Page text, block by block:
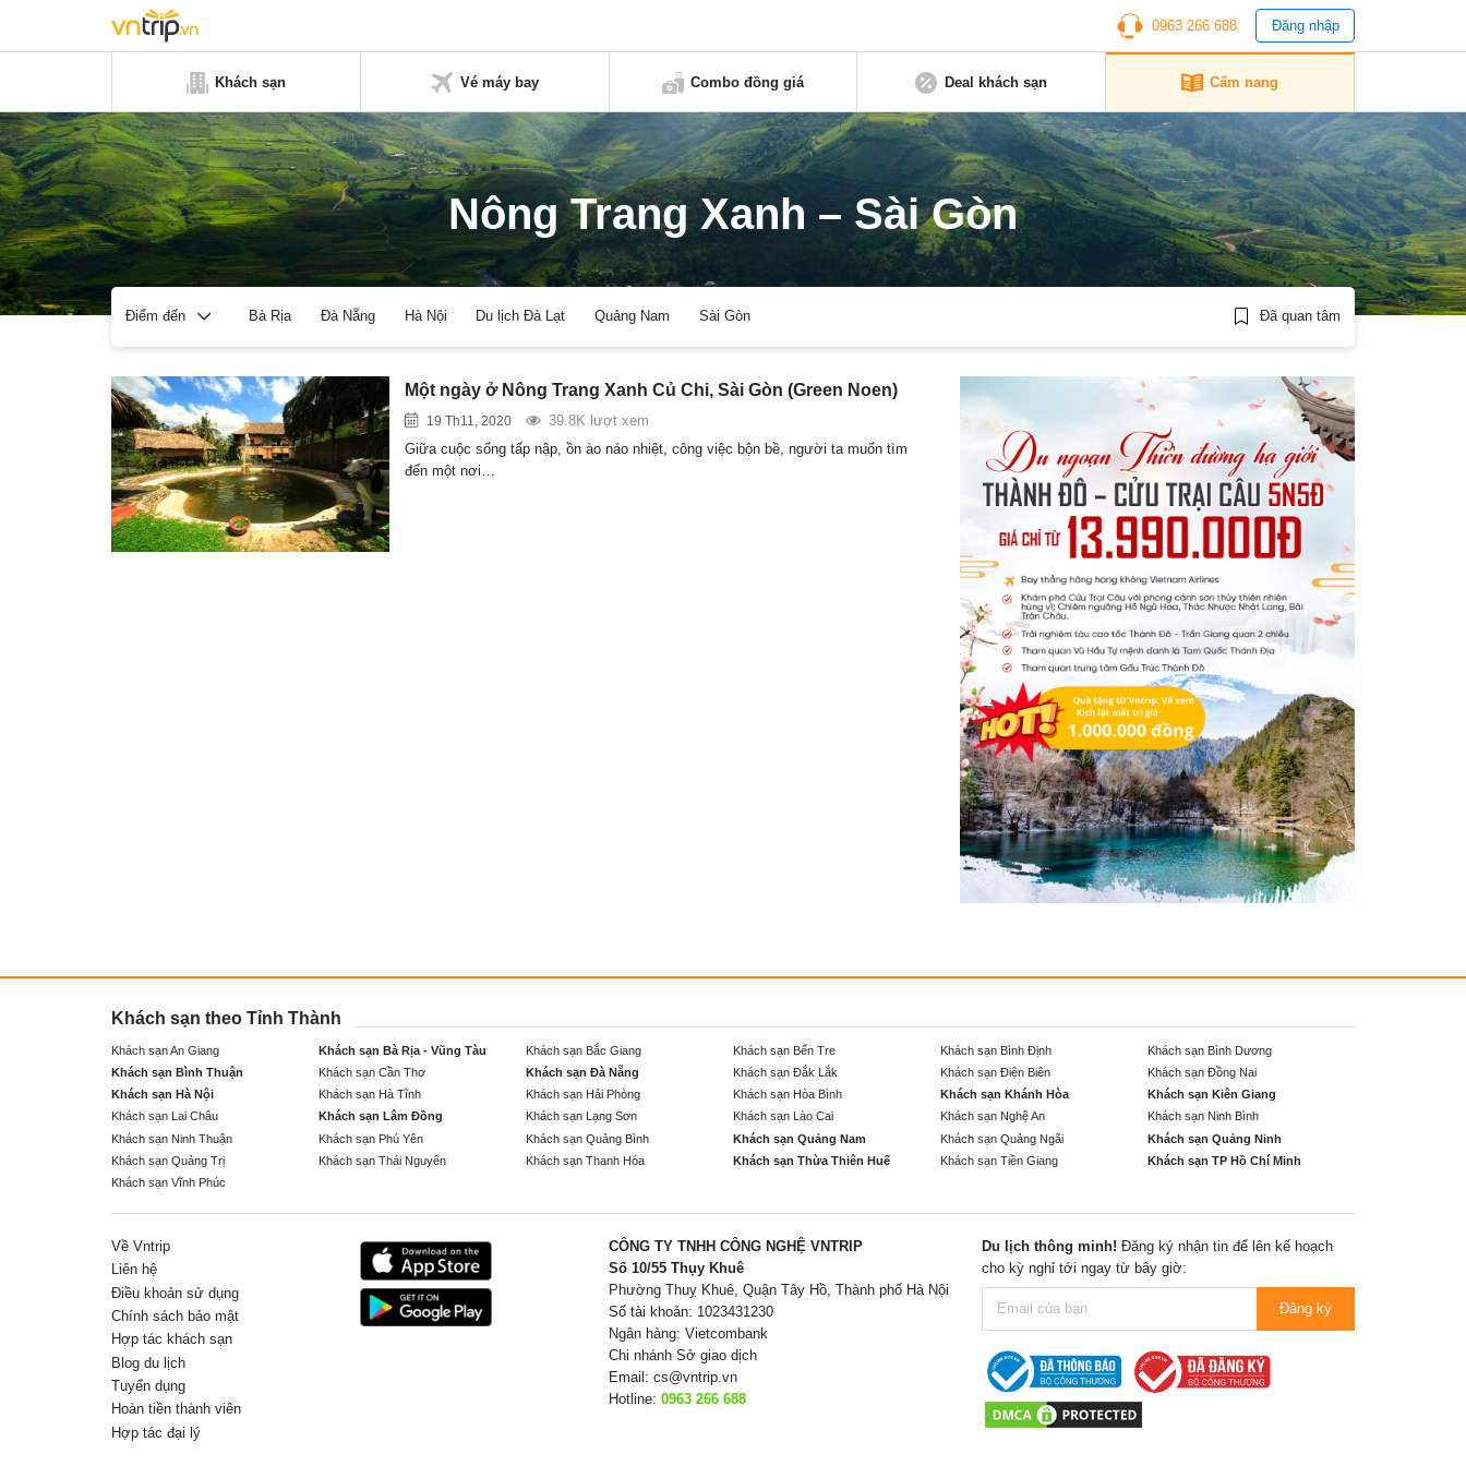
0963 266 688 Đăng nhập
Khách sạn Vé máy bay Combo đồng giá Deal khách sạn Cẩm nang
Nông Trang Xanh – Sài Gòn
Điểm đến Bà Rịa Đà Nẵng Hà Nội Du lịch Đà Lạt Quảng Nam Sài Gòn Đã quan tâm
Một ngày ở Nông Trang Xanh Củ Chi, Sài Gòn (Green Noen)
19 Th11, 2020
39.8K lượt xem
Giữa cuộc sống tấp nập, ồn ào náo nhiệt, công việc bộn bề, người ta muốn tìm
đến một nơi…
Khách sạn theo Tỉnh Thành
Khách sạn An Giang Khách sạn Bà Rịa - Vũng Tàu Khách sạn Bắc Giang Khách sạn Bến Tre Khách sạn Bình Định
Khách sạn Bình Dương
Khách sạn Bình Thuận
Khách sạn Cần Thơ Khách sạn Đà Nẵng Khách sạn Đắk Lắk Khách sạn Điện Biên
Khách sạn Đồng Nai
Khách sạn Hà Nội
Khách sạn Hà Tĩnh Khách sạn Hải Phòng Khách sạn Hòa Bình Khách sạn Khánh Hòa
Khách sạn Kiên Giang
Khách sạn Lai Châu
Khách sạn Lâm Đồng Khách sạn Lạng Sơn Khách sạn Lào Cai Khách sạn Nghệ An
Khách sạn Ninh Bình
Khách sạn Ninh Thuận
Khách sạn Phú Yên Khách sạn Quảng Bình Khách sạn Quảng Nam Khách sạn Quảng Ngãi
Khách sạn Quảng Ninh
Khách sạn Quảng Trị
Khách sạn Thái Nguyên Khách sạn Thanh Hóa Khách sạn Thừa Thiên Huế Khách sạn Tiền Giang
Khách sạn TP Hồ Chí Minh
Khách sạn Vĩnh Phúc
Về Vntrip
Liên hệ
Điều khoản sử dụng
Chính sách bảo mật
Hợp tác khách sạn
Blog du lịch
Tuyển dụng
Hoàn tiền thành viên
Hợp tác đại lý
CÔNG TY TNHH CÔNG NGHỆ VNTRIP
Số 10/55 Thụy Khuê
Phường Thuỵ Khuê, Quận Tây Hồ, Thành phố Hà Nội
Số tài khoản: 1023431230
Ngân hàng: Vietcombank
Chi nhánh Sở giao dịch
Email: cs@vntrip.vn
Hotline: 0963 266 688
Du lịch thông minh! Đăng ký nhận tin để lên kế hoạch
cho kỳ nghỉ tới ngay từ bây giờ:
Đăng ký